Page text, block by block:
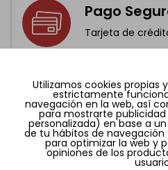
Pago
Tarjeta de
Compra con
Utilizamos cookies propias
estrictamente
navegación en la web, así
para mostrarte
personalizada) en base a
de tu hábitos de navegación
para optimizar la web y
opiniones de los